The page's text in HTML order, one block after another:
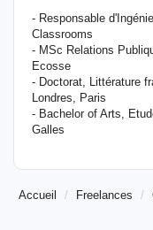
- Responsable
Classrooms
- MSc Relations
Ecosse
- Doctorat, Littérature
Londres, Paris
- Bachelor of Arts,
Galles
Accueil Freelances